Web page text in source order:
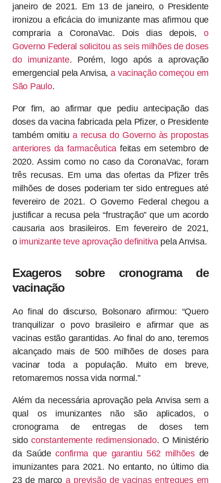
janeiro de 2021. Em 13 de janeiro, o Presidente
ironizou a eficácia do imunizante mas afirmou que
compraria a CoronaVac. Dois dias depois,o
Governo Federal solicitou as seis milhões de doses
do imunizante. Porém, logo após a aprovação
emergencial pela Anvisa,a vacinação começou em
São Paulo.
Por fim, ao afirmar que pediu antecipação das
doses da vacina fabricada pela Pfizer, o Presidente
também omitiua recusa do Governo às propostas
anteriores da farmacêutica feitas em setembro de
2020. Assim como no caso da CoronaVac, foram
três recusas. Em uma das ofertas da Pfizer três
milhões de doses poderiam ter sido entregues até
fevereiro de 2021. O Governo Federal chegou a
justificar a recusa pela “frustração” que um acordo
causaria aos brasileiros. Em fevereiro de 2021,
o imunizante teve aprovação definitiva pela Anvisa.
Exageros sobre cronograma de
vacinação
Ao final do discurso, Bolsonaro afirmou: “Quero
tranquilizar o povo brasileiro e afirmar que as
vacinas estão garantidas. Ao final do ano, teremos
alcançado mais de 500 milhões de doses para
vacinar toda a população. Muito em breve,
retomaremos nossa vida normal.”
Além da necessária aprovação pela Anvisa sem a
qual os imunizantes não são aplicados, o
cronograma de entregas de doses tem
sidoconstantemente redimensionado. O Ministério
da Saúdeconfirma que garantiu 562 milhõesde
imunizantes para 2021. No entanto, no último dia
23 de março a previsão de vacinas entregues em